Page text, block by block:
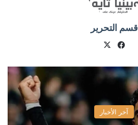
قسم التحرير
فيسبوك
آخر الأخبار